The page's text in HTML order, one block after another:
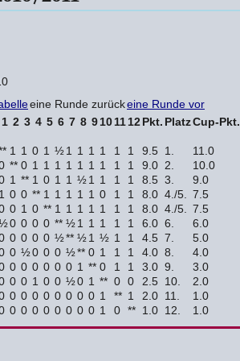
eine Runde zurückeine Runde vor
1 2 3 4 5 6 7 8 9101112Pkt. PlatzCup-Pkt.
1 1 0 1 ½1 1 1 1 1 1 9.5 1.
11.0
** 0 1 1 1 1 1 1 1 1 1 9.0 2.
10.0
1 ** 1 0 1 1 ½1 1 1 1 8.5 3.
9.0
1 0 0 ** 1 1 1 1 1 0 1 1 8.0 4./5.
7.5
0 1 0 ** 1 1 1 1 1 1 1 8.0 4./5.
7.5
0 0 0 0 ** ½1 1 1 1 1 6.0 6.
6.0
0 0 0 0 ½** ½1 ½ 1 1 4.5 7.
5.0
0 ½0 0 0 ½** 0 1 1 1 4.0 8.
4.0
0 0 0 0 0 0 1 ** 0 1 1 3.0 9.
3.0
0 0 1 0 0 ½0 1 ** 0 0 2.5 10.
2.0
0 0 0 0 0 0 0 0 1 ** 1 2.0 11.
1.0
0 0 0 0 0 0 0 0 1 0 ** 1.0 12. 1.0